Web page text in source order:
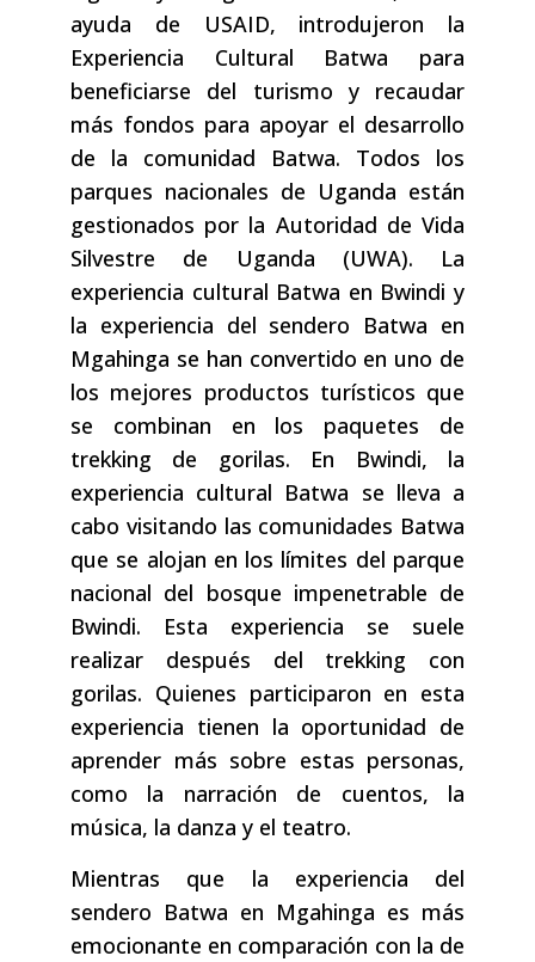
ayuda de USAID, introdujeron la
Experiencia Cultural Batwa para
beneficiarse del turismo y recaudar
más fondos para apoyar el desarrollo
de la comunidad Batwa. Todos los
parques nacionales de Uganda están
gestionados por la Autoridad de Vida
Silvestre de Uganda (UWA). La
experiencia cultural Batwa en Bwindi y
la experiencia del sendero Batwa en
Mgahinga se han convertido en uno de
los mejores productos turísticos que
se combinan en los paquetes de
trekking de gorilas. En Bwindi, la
experiencia cultural Batwa se lleva a
cabo visitando las comunidades Batwa
que se alojan en los límites del parque
nacional del bosque impenetrable de
Bwindi. Esta experiencia se suele
realizar después del trekking con
gorilas. Quienes participaron en esta
experiencia tienen la oportunidad de
aprender más sobre estas personas,
como la narración de cuentos, la
música, la danza y el teatro.
Mientras que la experiencia del
sendero Batwa en Mgahinga es más
emocionante en comparación con la de